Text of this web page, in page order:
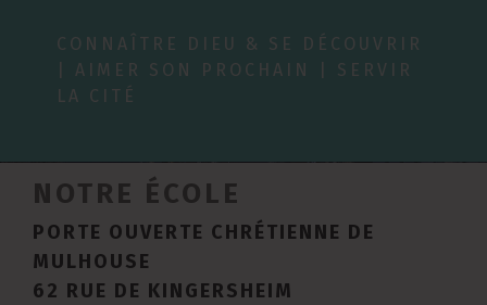
CONNAÎTRE DIEU & SE DÉCOUVRIR
| AIMER SON PROCHAIN | SERVIR
LA CITÉ
NOTRE ÉCOLE
PORTE OUVERTE CHRÉTIENNE DE
MULHOUSE
62 RUE DE KINGERSHEIM